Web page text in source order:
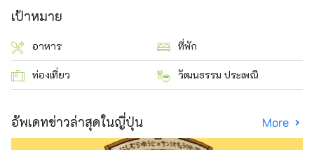
เป้าหมาย
อาหาร ที่พัก
ท่องเที่ยว วัฒนธรรม ประเพณี
อัพเดทข่าวล่าสุดในญี่ปุ่น More